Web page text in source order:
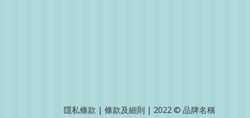
隱私條款 | 條款及細則 | 2022 © 品牌名稱